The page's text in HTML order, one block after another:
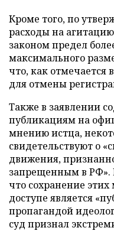
Кроме того, по
расходы на
законом предел
максимального
что, как отмечается
для отмены
Также в заявлении
публикациям на
мнению истца,
свидетельствуют о
движения,
запрещенным в РФ».
что сохранение
доступе является
пропагандой
суд признал